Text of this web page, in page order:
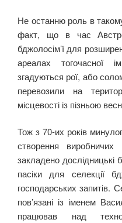
Не останню роль в такому
факт, що в час
бджолосім’ї для
ареалах тогочасної
згадуються рої, або
перевозили на
місцевості із пізньою
Тож з 70-их років
створення виробничих
закладено дослідницькі
пасіки для селекції
господарських запитів.
пов’язані із іменем
працював над